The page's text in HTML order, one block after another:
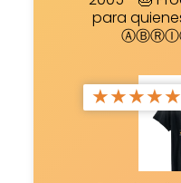
para
ⒶⒷⓇⒾⓁ
★★★★★